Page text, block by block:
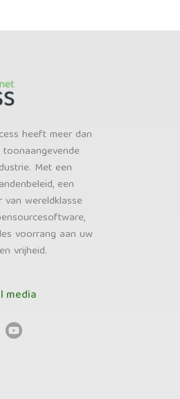
heeft meer dan
Met een
een
wereldklasse
voorrang aan uw
vrijheid.
media